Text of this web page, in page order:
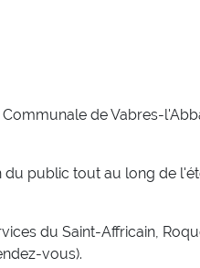
de Vabres-
public tout au long de
du Saint-Affricain,
vous).